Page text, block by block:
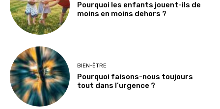
Pourquoi les enfants jouent-ils de
moins en moins dehors ?
BIEN-ÊTRE
Pourquoi faisons-nous toujours
tout dans l’urgence ?